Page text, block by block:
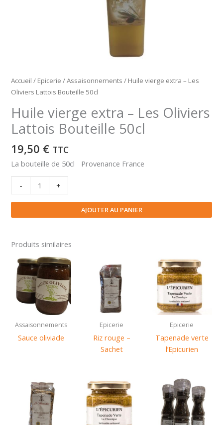
Accueil / Epicerie /Assaisonnements / Huile vierge extra – Les
Oliviers Lattois Bouteille 50cl
Huile vierge extra – Les Oliviers
Lattois Bouteille 50cl
19,50 € TTC
La bouteille de 50cl Provenance France
-
quantité
de
Huile
vierge
Les
Oliviers
Lattois
Bouteille
50cl
+
AJOUTER AU PANIER
Produits similaires
Assaisonnements
Sauce oliviade
Epicerie
Riz rouge –
Sachet
Epicerie
Tapenade verte
l’Epicurien